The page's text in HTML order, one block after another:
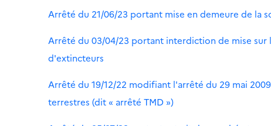
Arrêté du 21/06/23 portant mise en demeure de la
Arrêté du 03/04/23 portant interdiction de mise
d'extincteurs
Arrêté du 19/12/22 modifiant l'arrêté du 29 mai
terrestres (dit « arrêté TMD »)